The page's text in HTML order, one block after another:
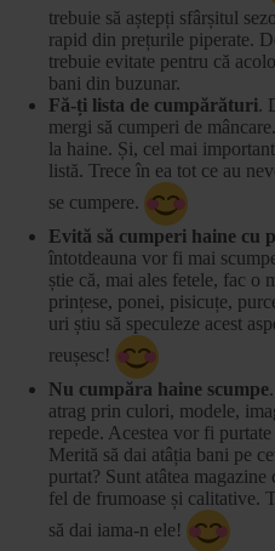
trebuie să aștepți sfârșitul
rapid din prețurile piperate.
trebuie evitate pentru că
bani din buzunar.
Fă-ți lista de cumpărături.
mergi să cumperi de
la haine. Și, cel mai
listă. Trece în ea tot ce au
se cumpere.
Evită să cumperi haine cu
întotdeauna vor fi mai
știe că, mai ales fetele, fac o
prințese, ponei, pisicuțe,
uri știu să speculeze acest
reușesc!
Nu cumpăra haine scumpe
atrag prin culori, modele,
repede. Acestea vor fi
Merită să dai atâția bani pe
purtat? Sunt atâtea
fel de frumoase și calitative.
să dai iama-n ele!